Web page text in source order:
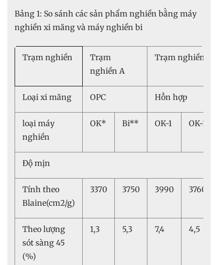
Bảng 1: So sánh các sản phẩm nghiền bằng máy
nghiền xi măng và máy nghiền bi
Trạm nghiền
Trạm
nghiền A
Trạm nghiền B
Loại xi măng OPC Hỗn hợp
loại máy
nghiền
OK* Bi** OK-1 OK-1
Độ mịn
Tính theo
Blaine(cm2/g)
3370 3750 3990 3760
Theo lượng
sót sàng 45
(%)
1,3 5,3 7,4 4,5